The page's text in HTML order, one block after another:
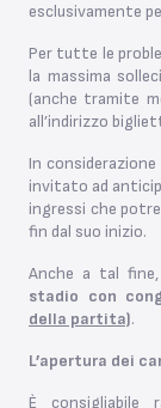
esclusivamente
Per tutte le
la massima
(anche tramite
all’indirizzo
In
invitato ad
ingressi che
fin dal suo inizio.
Anche a tal
stadio con
della partita).
L’apertura dei
È consigliabile